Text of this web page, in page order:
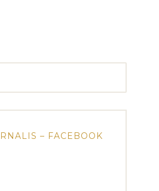
– FACEBOOK